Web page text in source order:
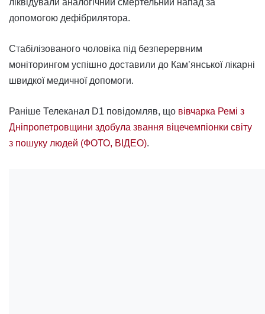
допомогою дефібрилятора.
Стабілізованого чоловіка під безперервним
моніторингом успішно доставили до Кам’янської лікарні
швидкої медичної допомоги.
Раніше Телеканал D1 повідомляв, що вівчарка Ремі з
Дніпропетровщини здобула звання віцечемпіонки світу
з пошуку людей (ФОТО, ВІДЕО).